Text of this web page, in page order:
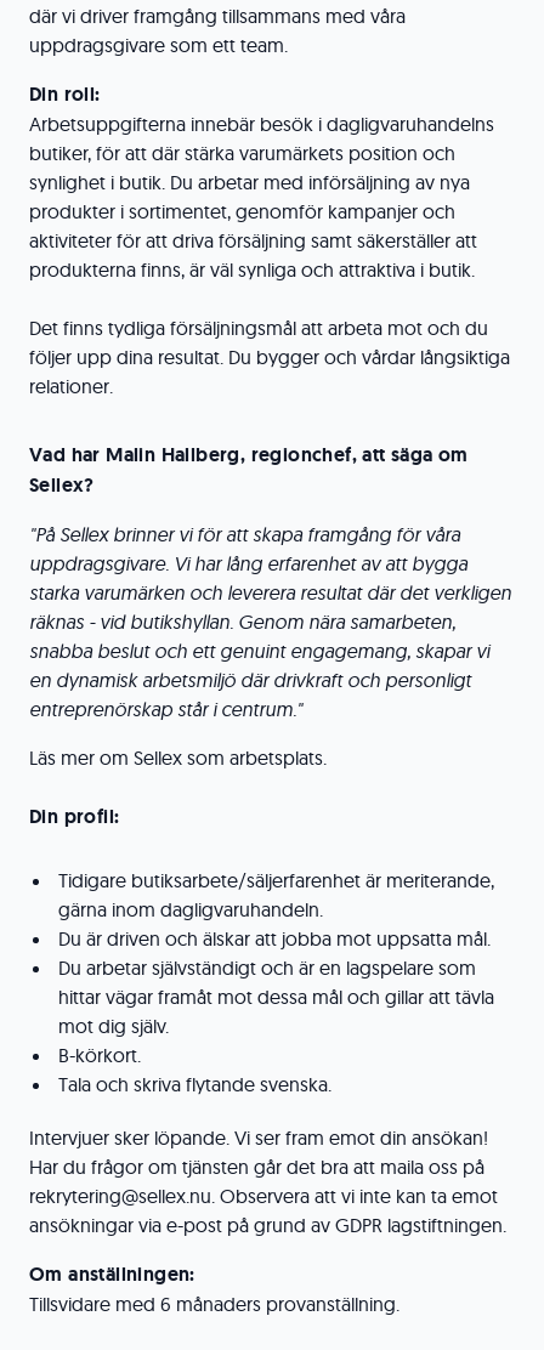
där vi driver framgång tillsammans med våra
uppdragsgivare som ett team.
Din roll:
Arbetsuppgifterna innebär besök i dagligvaruhandelns
butiker, för att där stärka varumärkets position och
synlighet i butik. Du arbetar med införsäljning av nya
produkter i sortimentet, genomför kampanjer och
aktiviteter för att driva försäljning samt säkerställer att
produkterna finns, är väl synliga och attraktiva i butik.
Det finns tydliga försäljningsmål att arbeta mot och du
följer upp dina resultat. Du bygger och vårdar långsiktiga
relationer.
Vad har Malin Hallberg, regionchef, att säga om
Sellex?
"På Sellex brinner vi för att skapa framgång för våra
uppdragsgivare. Vi har lång erfarenhet av att bygga
starka varumärken och leverera resultat där det verkligen
räknas - vid butikshyllan. Genom nära samarbeten,
snabba beslut och ett genuint engagemang, skapar vi
en dynamisk arbetsmiljö där drivkraft och personligt
entreprenörskap står i centrum."
Läs mer om Sellex som arbetsplats.
Din profil:
Tidigare butiksarbete/säljerfarenhet är meriterande,
gärna inom dagligvaruhandeln.
Du är driven och älskar att jobba mot uppsatta mål.
Du arbetar självständigt och är en lagspelare som
hittar vägar framåt mot dessa mål och gillar att tävla
mot dig själv.
B-körkort.
Tala och skriva flytande svenska.
Intervjuer sker löpande. Vi ser fram emot din ansökan!
Har du frågor om tjänsten går det bra att maila oss på
rekrytering@sellex.nu. Observera att vi inte kan ta emot
ansökningar via e-post på grund av GDPR lagstiftningen.
Om anställningen:
Tillsvidare med 6 månaders provanställning.